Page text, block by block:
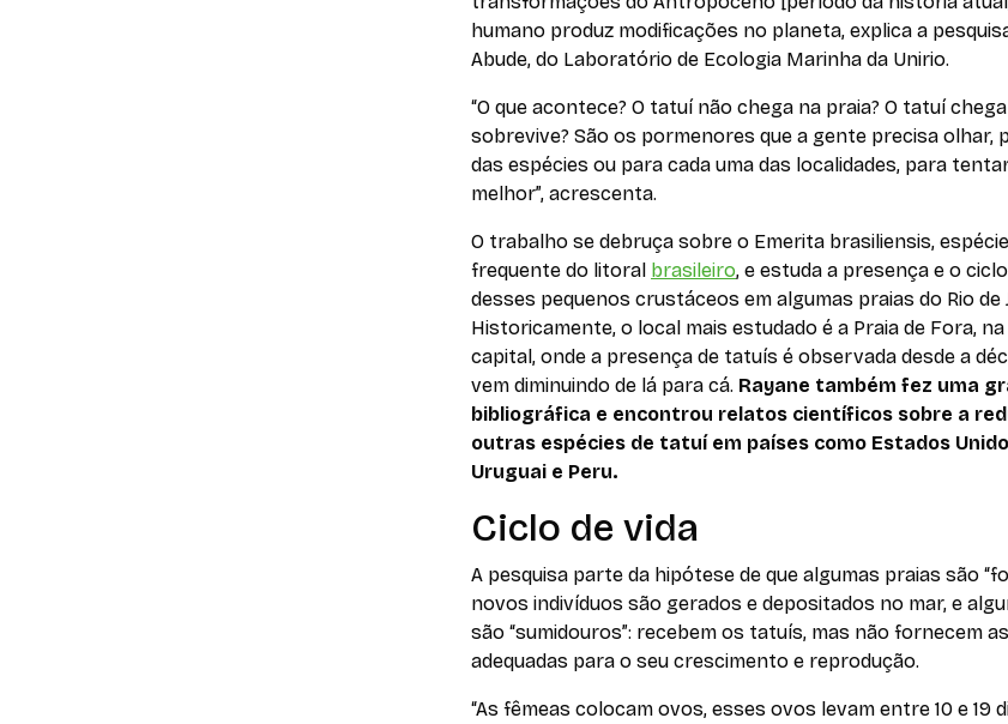
humano produz modificações no planeta, explica a
Abude, do Laboratório de Ecologia Marinha da Unirio.
“O que acontece? O tatuí não chega na praia? O tatuí
sobrevive? São os pormenores que a gente precisa olhar,
das espécies ou para cada uma das localidades, para
melhor”, acrescenta.
O trabalho se debruça sobre o Emerita brasiliensis,
frequente do litoral brasileiro, e estuda a presença e o
desses pequenos crustáceos em algumas praias do Rio de
Historicamente, o local mais estudado é a Praia de Fora, na
capital, onde a presença de tatuís é observada desde a
vem diminuindo de lá para cá. Rayane também fez uma
bibliográfica e encontrou relatos científicos sobre a
outras espécies de tatuí em países como Estados
Uruguai e Peru.
Ciclo de vida
A pesquisa parte da hipótese de que algumas praias são
novos indivíduos são gerados e depositados no mar, e
são “sumidouros”: recebem os tatuís, mas não fornecem
adequadas para o seu crescimento e reprodução.
“As fêmeas colocam ovos, esses ovos levam entre 10 e 19